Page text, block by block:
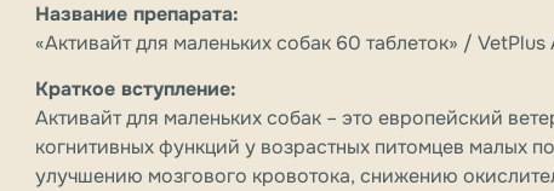
Название препарата:
«Активайт для маленьких собак 60 таблеток» /
Краткое вступление:
Активайт для маленьких собак – это европейский
когнитивных функций у возрастных питомцев малых
улучшению мозгового кровотока, снижению